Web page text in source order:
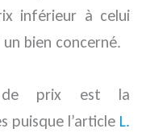
inférieur à celui
bien concerné.
de prix est la
puisque l’article L.